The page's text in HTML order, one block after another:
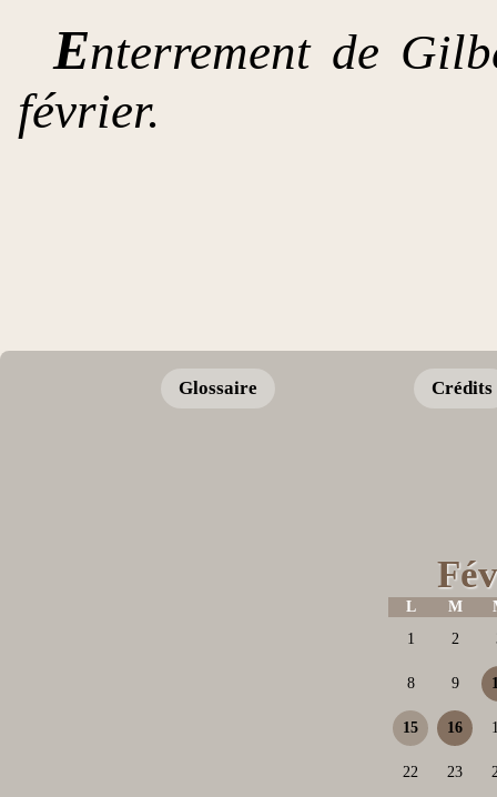
Enterrement de
février.
Glossaire Crédits
L M
1
2
8 9
15 16
22 23